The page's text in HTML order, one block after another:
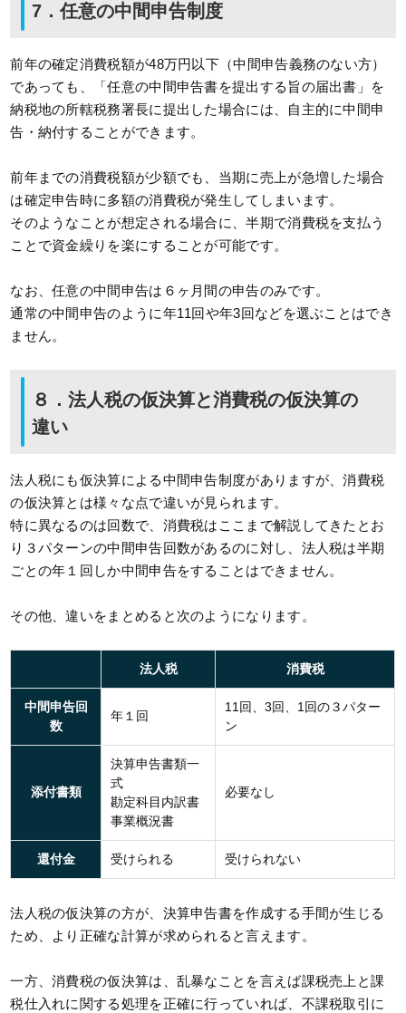
7．任意の中間申告制度
前年の確定消費税額が48万円以下（中間申告義務のない方）
であっても、「任意の中間申告書を提出する旨の届出書」を
納税地の所轄税務署長に提出した場合には、自主的に中間申
告・納付することができます。
前年までの消費税額が少額でも、当期に売上が急増した場合
は確定申告時に多額の消費税が発生してしまいます。
そのようなことが想定される場合に、半期で消費税を支払う
ことで資金繰りを楽にすることが可能です。
なお、任意の中間申告は６ヶ月間の申告のみです。
通常の中間申告のように年11回や年3回などを選ぶことはでき
ません。
８．法人税の仮決算と消費税の仮決算の
違い
法人税にも仮決算による中間申告制度がありますが、消費税
の仮決算とは様々な点で違いが見られます。
特に異なるのは回数で、消費税はここまで解説してきたとお
り３パターンの中間申告回数があるのに対し、法人税は半期
ごとの年１回しか中間申告をすることはできません。
その他、違いをまとめると次のようになります。
法人税 消費税
中間申告回
数
年１回
11回、3回、1回の３パター
ン
添付書類
決算申告書類一
式
勘定科目内訳書
事業概況書
必要なし
還付金 受けられる 受けられない
法人税の仮決算の方が、決算申告書を作成する手間が生じる
ため、より正確な計算が求められると言えます。
一方、消費税の仮決算は、乱暴なことを言えば課税売上と課
税仕入れに関する処理を正確に行っていれば、不課税取引に